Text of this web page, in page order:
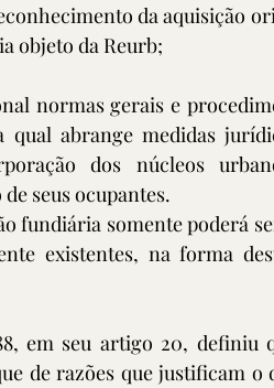
da aquisição
objeto da Reurb;
normas gerais e
qual abrange medidas
dos núcleos
seus ocupantes.
fundiária somente poderá
existentes, na forma
em seu artigo 20, definiu
de razões que justificam